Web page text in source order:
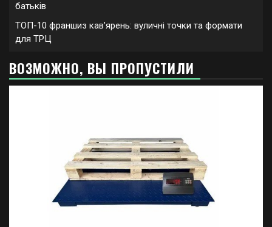
батьків
ТОП-10 франшиз кавʼярень: вуличні точки та формати
для ТРЦ
ВОЗМОЖНО, ВЫ ПРОПУСТИЛИ